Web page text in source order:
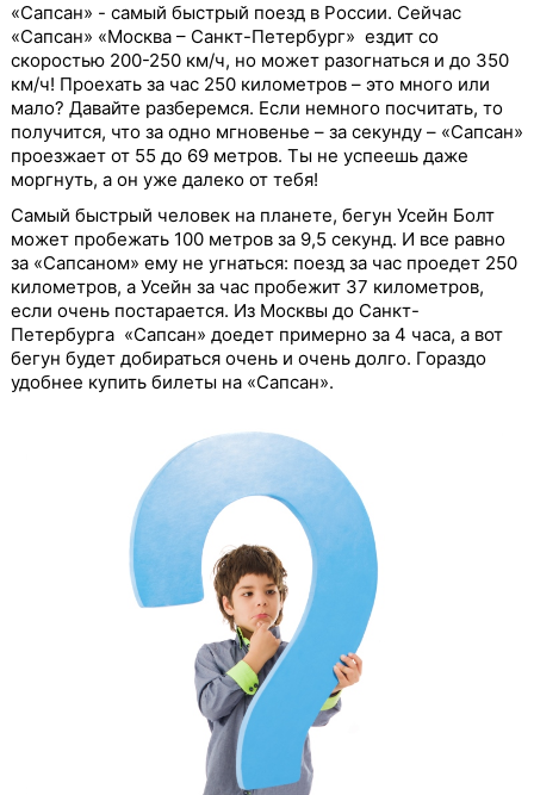
«Сапсан» - самый быстрый поезд в России. Сейчас
«Сапсан» «Москва – Санкт-Петербург» ездит со
скоростью 200-250 км/ч, но может разогнаться и до 350
км/ч! Проехать за час 250 километров – это много или
мало? Давайте разберемся. Если немного посчитать, то
получится, что за одно мгновенье – за секунду – «Сапсан»
проезжает от 55 до 69 метров. Ты не успеешь даже
моргнуть, а он уже далеко от тебя!
Самый быстрый человек на планете, бегун Усейн Болт
может пробежать 100 метров за 9,5 секунд. И все равно
за «Сапсаном» ему не угнаться: поезд за час проедет 250
километров, а Усейн за час пробежит 37 километров,
если очень постарается. Из Москвы до Санкт-
Петербурга «Сапсан» доедет примерно за 4 часа, а вот
бегун будет добираться очень и очень долго. Гораздо
удобнее купить билеты на «Сапсан».